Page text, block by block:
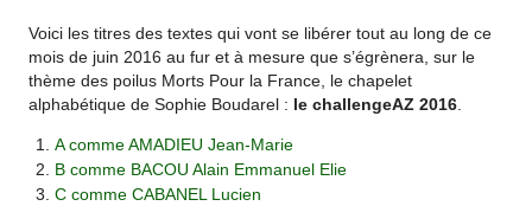
Voici les titres des textes qui vont se libérer tout au long de ce
mois de juin 2016 au fur et à mesure que s’égrènera, sur le
thème des poilus Morts Pour la France, le chapelet
alphabétique de Sophie Boudarel : le challengeAZ 2016
A comme AMADIEU Jean-Marie
B comme BACOU Alain Emmanuel Elie
C comme CABANEL Lucien